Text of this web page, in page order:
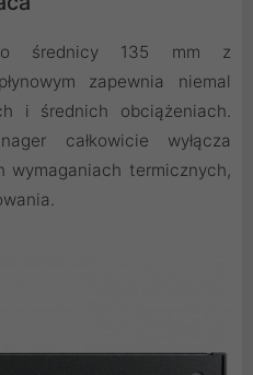
o średnicy 135 mm z
zapewnia niemal
i średnich obciążeniach.
całkowicie wyłącza
wymaganiach termicznych,